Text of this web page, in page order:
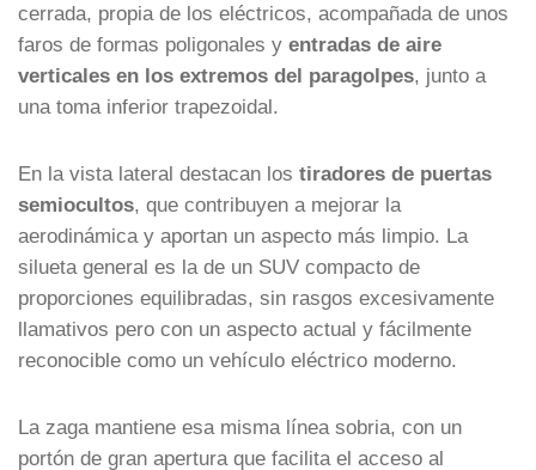
cerrada, propia de los eléctricos, acompañada de unos
faros de formas poligonales y entradas de aire
verticales en los extremos del paragolpes, junto a
una toma inferior trapezoidal.
En la vista lateral destacan los tiradores de puertas
semiocultos, que contribuyen a mejorar la
aerodinámica y aportan un aspecto más limpio. La
silueta general es la de un SUV compacto de
proporciones equilibradas, sin rasgos excesivamente
llamativos pero con un aspecto actual y fácilmente
reconocible como un vehículo eléctrico moderno.
La zaga mantiene esa misma línea sobria, con un
portón de gran apertura que facilita el acceso al